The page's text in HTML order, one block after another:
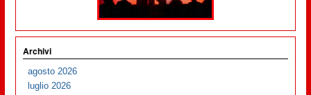
Archivi
agosto 2026
luglio 2026